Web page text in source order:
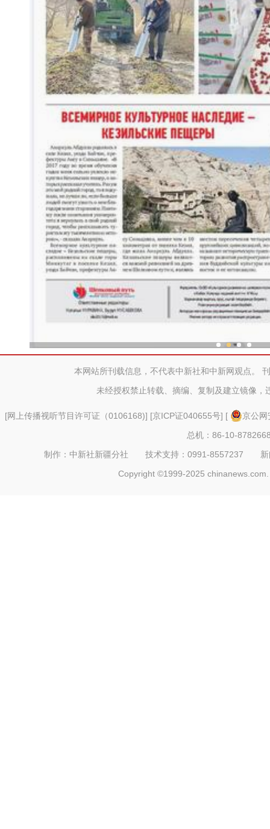
本网站所刊载信息，不代表中新社和中新网观点。
未经授权禁止转载、摘编、复制及建立镜像，
[网上传播视听节目许可证（0106168)] [京ICP证040655号] [
京公
总机：86-10-
制作：中新社新疆分社 技术支持：0991-8557237
Copyright ©1999-2025